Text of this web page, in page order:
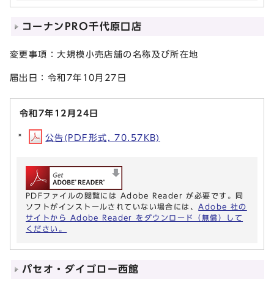
コーナンPRO千代原口店
変更事項：大規模小売店舗の名称及び所在地
届出日：令和7年10月27日
令和7年12月24日
公告(PDF形式, 70.57KB)
PDFファイルの閲覧には Adobe Reader が必要です。同
ソフトがインストールされていない場合には、 Adobe 社の
サイトから Adobe Reader をダウンロード（無償）して
ください。
パセオ・ダイゴロー西館